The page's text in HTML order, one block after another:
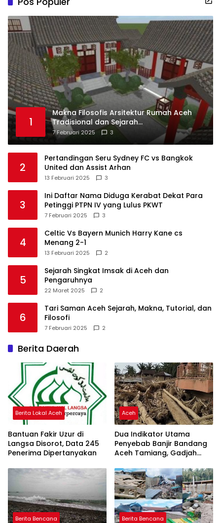
1
Makna Filosofis Arsitektur Rumah Aceh
Tradisional dan Sejarah
Perkembangannya
7 Februari 2025 3
2
Pertandingan Seru Sydney FC vs Bangkok
United dan Assist Arhan
13 Februari 2025 3
3
Ini Daftar Nama Diduga Kerabat Dekat Para
Petinggi PTPN IV yang Lulus PKWT
7 Februari 2025 3
4
Celtic Vs Bayern Munich Harry Kane cs
Menang 2-1
13 Februari 2025 2
5
Sejarah Singkat Imsak di Aceh dan
Pengaruhnya
22 Maret 2025 2
6
Tari Saman Aceh Sejarah, Makna, Tutorial, dan
Filosofi
7 Februari 2025 2
Berita Daerah
Berita Lokal Aceh
Bantuan Fakir Uzur di
Langsa Disorot, Data 245
Penerima Dipertanyakan
Aceh
Dua Indikator Utama
Penyebab Banjir Bandang
Aceh Tamiang, Gadjah
DAS
Berita Bencana Berita Bencana